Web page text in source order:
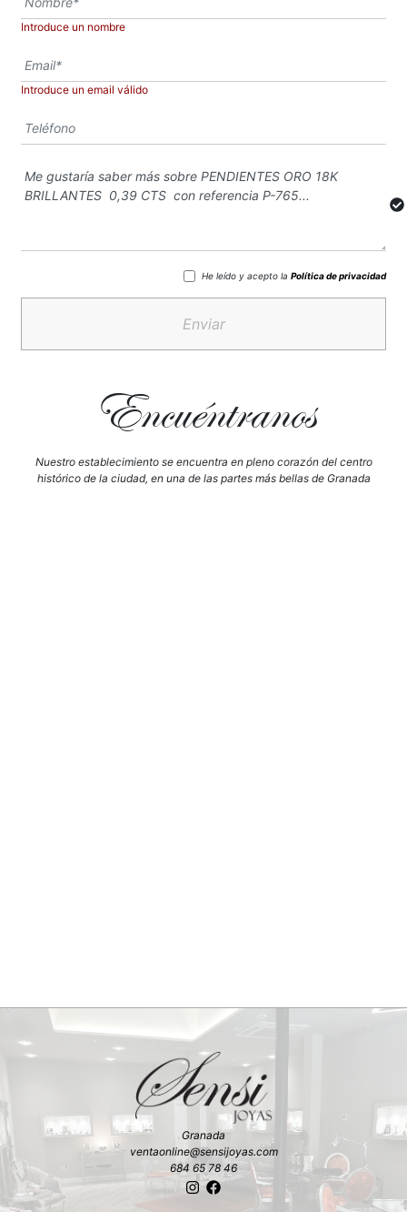
Introduce un nombre
Introduce un email válido
He leído y acepto la Política de privacidad
Enviar
Encuéntranos
Nuestro establecimiento se encuentra en pleno corazón del centro
histórico de la ciudad, en una de las partes más bellas de Granada
Granada
ventaonline@sensijoyas.com
684 65 78 46